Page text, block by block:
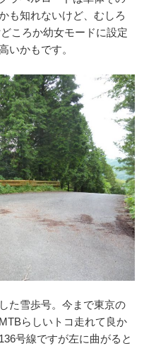
も知れないけど、むしろ
ころか幼女モードに設定
いかもです。
た雪歩号。今まで東京の
らしいトコ走れて良か
号線ですが左に曲がると